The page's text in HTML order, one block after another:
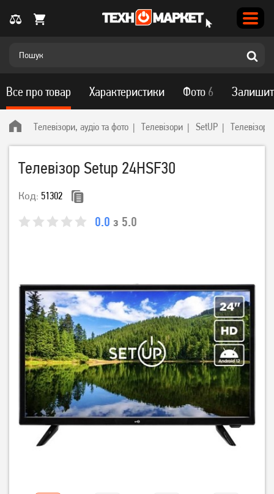
Телевізори, аудіо та фото Телевізори SetUP Телевізор
Телевізор Setup 24HSF30
Код: 51302
0.0 з 5.0
Все про товар Характеристики Фото 6